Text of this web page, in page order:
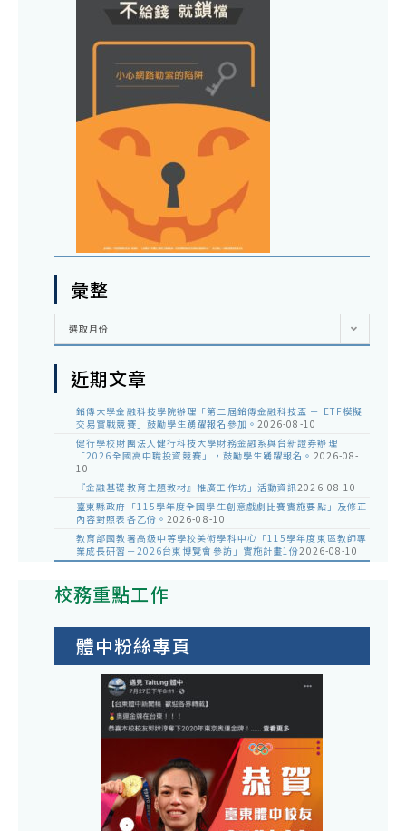
彙整
彙
選取月份
近期文章
銘傳大學金融科技學院辦理「第二屆銘傳金融科技盃 － ETF模擬
交易實戰競賽」鼓勵學生踴躍報名參加。 2026-08-10
健行學校財團法人健行科技大學財務金融系與台新證券辦理
「2026全國高中職投資競賽」，鼓勵學生踴躍報名。 2026-08-
10
『金融基礎教育主題教材』推廣工作坊」活動資訊2026-08-10
臺東縣政府「115學年度全國學生創意戲劇比賽實施要點」及修正
內容對照表各乙份。 2026-08-10
教育部國教署高級中等學校美術學科中心「115學年度東區教師專
業成長研習－2026台東博覽會參訪」實施計畫1份2026-08-10
校務重點工作
體中粉絲專頁